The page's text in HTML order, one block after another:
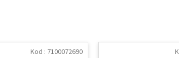
Kod : 7100072690